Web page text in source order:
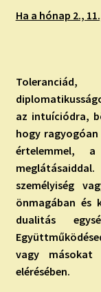
Ha a hónap 2.,
az intuíciódra,
hogy
értelemmel,
személyiség
önmagában és
dualitás
vagy másokat
elérésében.